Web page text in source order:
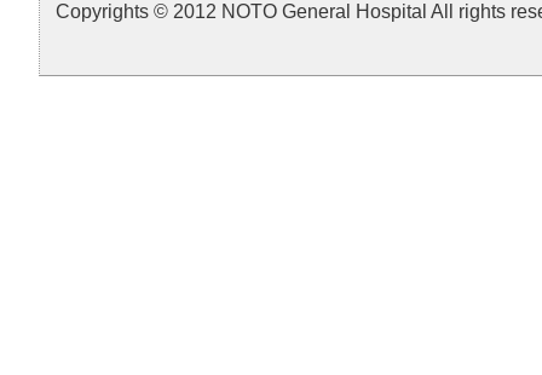
Copyrights © 2012 NOTO General Hospital All rights